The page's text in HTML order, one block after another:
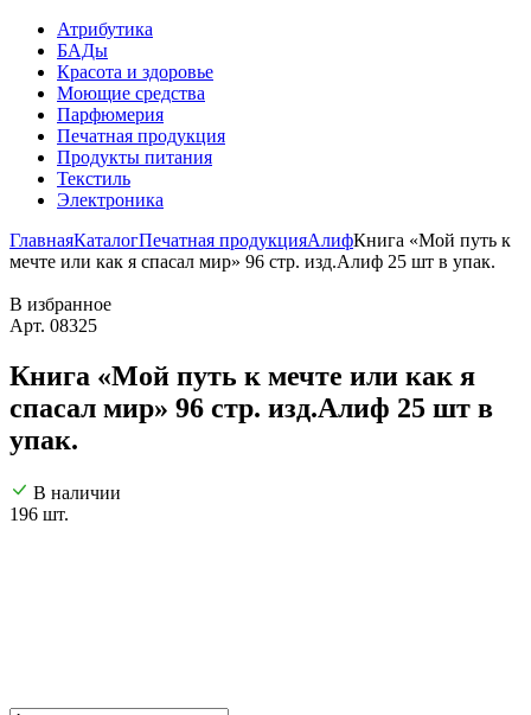
Атрибутика
БАДы
Красота и здоровье
Моющие средства
Парфюмерия
Печатная продукция
Продукты питания
Текстиль
Электроника
ГлавнаяКаталогПечатная продукцияАлифКнига «Мой путь к
мечте или как я спасал мир» 96 стр. изд.Алиф 25 шт в упак.
В избранное
Арт. 08325
Книга «Мой путь к мечте или как я
спасал мир» 96 стр. изд.Алиф 25 шт в
упак.
В наличии
196 шт.